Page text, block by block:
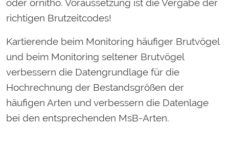
oder ornitho. Voraussetzung ist die Vergabe der
richtigen Brutzeitcodes!
Kartierende beim Monitoring häufiger Brutvögel
und beim Monitoring seltener Brutvögel
verbessern die Datengrundlage für die
Hochrechnung der Bestandsgrößen der
häufigen Arten und verbessern die Datenlage
bei den entsprechenden MsB-Arten.